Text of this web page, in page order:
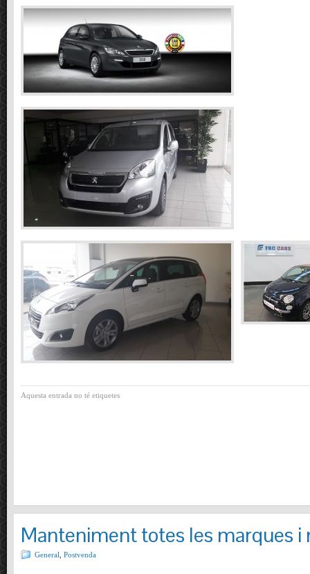
Aquesta entrada no té etiquetes
Manteniment totes les marques i
General Postvenda